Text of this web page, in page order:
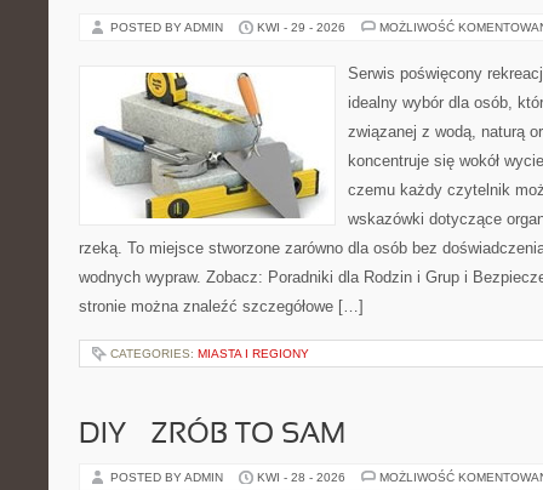
POSTED BY ADMIN KWI - 29 - 2026 MOŻLIWOŚĆ
Serwis poświęcony
idealny wybór dla osób,
związanej z wodą, naturą
koncentruje się wokół
czemu każdy czytelnik
wskazówki dotyczące
rzeką. To miejsce stworzone zarówno dla osób bez
wodnych wypraw. Zobacz: Poradniki dla Rodzin i Grup i
stronie można znaleźć szczegółowe […]
CATEGORIES: MIASTA I REGIONY
DIY – ZRÓB TO SAM
POSTED BY ADMIN KWI - 28 - 2026 MOŻLIWOŚĆ